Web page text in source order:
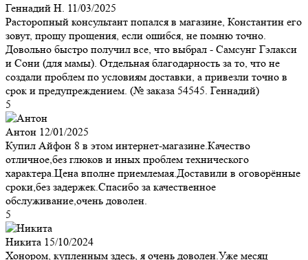
Геннадий Н. 11/03/2025
Расторопный консультант попался в магазине, Константин его
зовут, прощу прощения, если ошибся, не помню точно.
Довольно быстро получил все, что выбрал - Самсунг Гэлакси
и Сони (для мамы). Отдельная благодарность за то, что не
создали проблем по условиям доставки, а привезли точно в
срок и предупреждением. (№ заказа 54545. Геннадий)
5
Антон 12/01/2025
Купил Айфон 8 в этом интернет-магазине.Качество
отличное,без глюков и иных проблем технического
характера.Цена вполне приемлемая.Доставили в оговорённые
сроки,без задержек.Спасибо за качественное
обслуживание,очень доволен.
5
Никита 15/10/2024
Хонором, купленным здесь, я очень доволен.Уже месяц